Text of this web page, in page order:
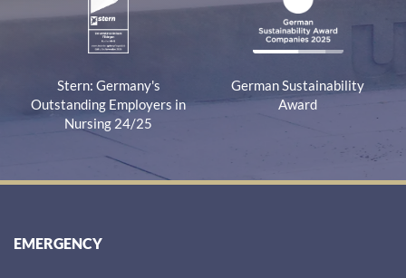
Stern: Germany's
Outstanding Employers in
Nursing 24/25
German Sustainability
Award
EMERGENCY